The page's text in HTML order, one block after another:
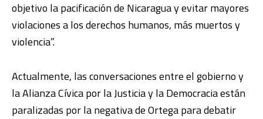
objetivo la pacificación de Nicaragua y evitar mayores
violaciones a los derechos humanos, más muertos y
violencia”.
Actualmente, las conversaciones entre el gobierno y
la Alianza Cívica por la Justicia y la Democracia están
paralizadas por la negativa de Ortega para debatir